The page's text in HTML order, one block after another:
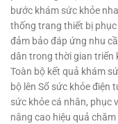
bước khám sức khỏe
thống trang thiết bị
đảm bảo đáp ứng nhu
dân trong thời gian triển
Toàn bộ kết quả khám
bộ lên Sổ sức khỏe điện
sức khỏe cá nhân, phục
nâng cao hiệu quả